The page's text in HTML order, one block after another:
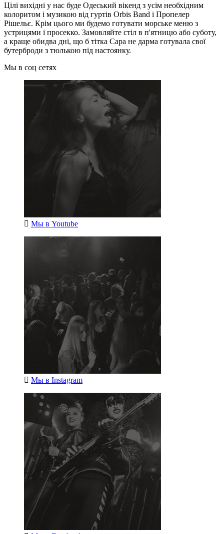
Цілі вихідні у нас буде Одеський вікенд з усім необхідним
колоритом і музикою від гуртів Orbis Band і Пропелер
Рішельє. Крім цього ми будемо готувати морське меню з
устрицями і просекко. Замовляйте стіл в п'ятницю або суботу,
а краще обидва дні, що б тітка Сара не дарма готувала свої
бутерброди з тюлькою під настоянку.
Мы в соц сетях
Мы в Youtube
Мы в Instagram